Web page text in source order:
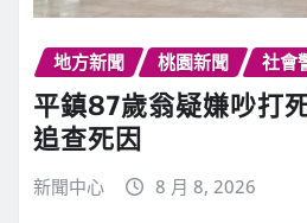
地方新聞 桃園新聞 社會
平鎮87歲翁疑嫌吵打
追查死因
新聞中心 8 月 8, 2026